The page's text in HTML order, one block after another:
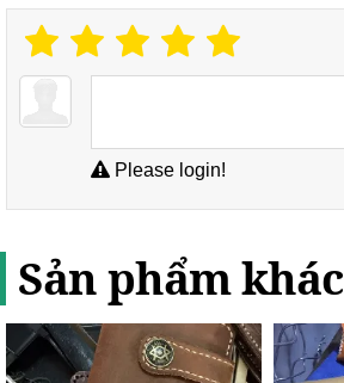
Please login!
Sản phẩm khác